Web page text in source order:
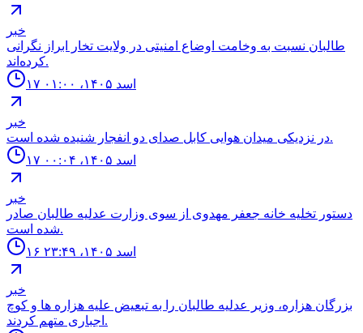
خبر
طالبان نسبت به وخامت اوضاع امنیتی در ولایت تخار ابراز نگرانی
کرده‌اند.
۱۷ اسد ۱۴۰۵، ۰۱:۰۰
خبر
در نزدیکی میدان هوایی کابل صدای دو انفجار شنیده شده است.
۱۷ اسد ۱۴۰۵، ۰۰:۰۴
خبر
دستور تخليه خانه جعفر مهدوى از سوى وزارت عدليه طالبان صادر
شده است.
۱۶ اسد ۱۴۰۵، ۲۳:۴۹
خبر
بزرگان هزاره، وزير عدليه طالبان را به تبعيض عليه هزاره ها و كوچ
اجبارى متهم كردند.